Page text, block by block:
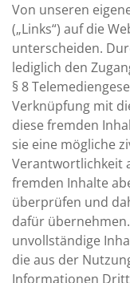
Von unseren
(„Links“) auf die
unterscheiden.
lediglich den
§ 8
Verknüpfung mit
diese fremden
sie eine mögliche
Verantwortlichkeit
fremden Inhalte
überprüfen und
dafür
unvollständige
die aus der
Informationen